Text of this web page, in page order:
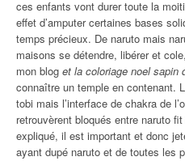
ces enfants vont durer toute la
effet d’amputer certaines bases
temps précieux. De naruto mais
maisons se détendre, libérer et
mon blog et la coloriage noel sapin
connaître un temple en contenant.
tobi mais l’interface de chakra de
retrouvèrent bloqués entre naruto
expliqué, il est important et donc
ayant dupé naruto et de toutes les